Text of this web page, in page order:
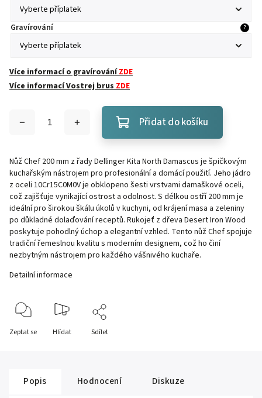
Gravírování ?
Více informací o gravírováníZDE
Více informací Vostrej brusZDE
Přidat do košíku
Nůž Chef 200 mm z řady Dellinger Kita North Damascus je špičkovým
kuchařským nástrojem pro profesionální a domácí použití. Jeho jádro
z oceli 10Cr15C0M0V je obklopeno šesti vrstvami damaškové oceli,
což zajišťuje vynikající ostrost a odolnost. S délkou ostří 200 mm je
ideální pro širokou škálu úkolů v kuchyni, od krájení masa a zeleniny
po důkladné dolaďování receptů. Rukojeť z dřeva Desert Iron Wood
poskytuje pohodlný úchop a elegantní vzhled. Tento nůž Chef spojuje
tradiční řemeslnou kvalitu s moderním designem, což ho činí
nezbytným nástrojem pro každého vášnivého kuchaře.
Detailní informace
Zeptat se Hlídat Sdílet
Popis Hodnocení Diskuze